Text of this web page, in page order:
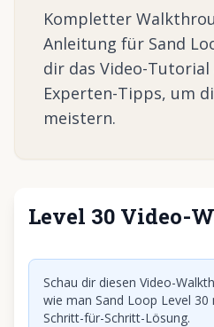
Kompletter
Anleitung für Sand
dir das Video-Tutorial
Experten-Tipps, um
meistern.
Level 30 Video-
Klicken, um
Schau dir diesen Video-
wie man Sand Loop Level
Schritt-für-Schritt-Lösung.